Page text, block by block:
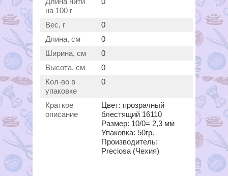
на 100 г
Вес, г
0
Длина, см
0
Ширина, см
0
Высота, см
0
Кол-во в
упаковке
0
Краткое
описание
Цвет: прозрачный
блестящий 16110
Размер: 10/0= 2,3 мм
Упаковка: 50гр.
Производитель:
Preciosa (Чехия)